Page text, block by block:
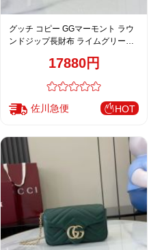
グッチ コピー GGマーモント ラウ
ンドジップ長財布 ライムグリーン
17880円
佐川急便 HOT